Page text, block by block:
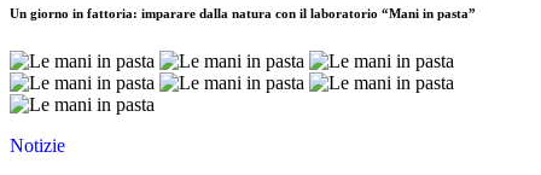
Un giorno in fattoria: imparare dalla natura con il laboratorio “Mani in pasta”
Notizie